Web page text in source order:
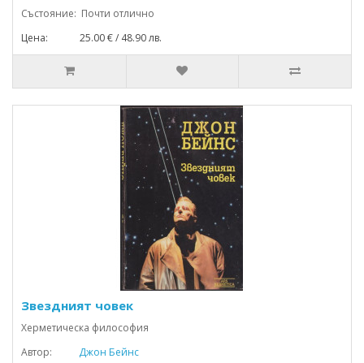
Състояние: Почти отлично
Цена: 25.00 € / 48.90 лв.
Звездният човек
Херметическа философия
Автор:
Джон Бейнс